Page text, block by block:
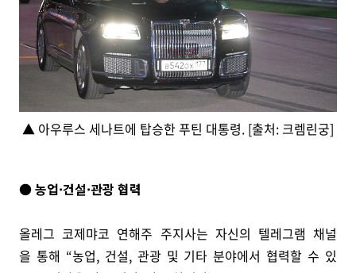
▲ 아우루스 세나트에 탑승한 푸틴 대통령. [출처: 크렘린궁]
● 농업·건설·관광 협력
올레그 코제먀코 연해주 주지사는 자신의 텔레그램 채널
을 통해 “농업, 건설, 관광 및 기타 분야에서 협력할 수 있